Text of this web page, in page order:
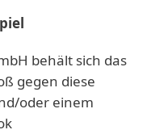
behält sich das
gegen diese
oder einem